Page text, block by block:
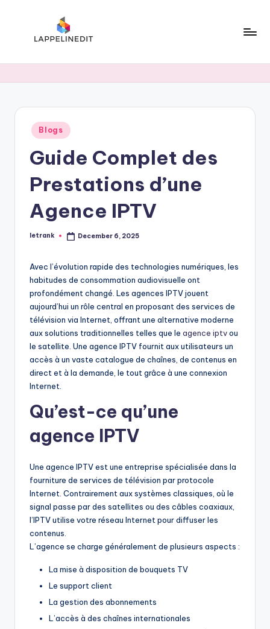
Posted
in
Blogs
Guide Complet des
Prestations d’une
Agence IPTV
Posted
letrank December 6, 2025
Avec l’évolution rapide des technologies numériques, les
habitudes de consommation audiovisuelle ont
profondément changé. Les agences IPTV jouent
aujourd’hui un rôle central en proposant des services de
télévision via Internet, offrant une alternative moderne
aux solutions traditionnelles telles que le agence iptvou
le satellite. Une agence IPTV fournit aux utilisateurs un
accès à un vaste catalogue de chaînes, de contenus en
direct et à la demande, le tout grâce à une connexion
Internet.
Qu’est-ce qu’une
agence IPTV
Une agence IPTV est une entreprise spécialisée dans la
fourniture de services de télévision par protocole
Internet. Contrairement aux systèmes classiques, où le
signal passe par des satellites ou des câbles coaxiaux,
l’IPTV utilise votre réseau Internet pour diffuser les
contenus.
L’agence se charge généralement de plusieurs aspects :
La mise à disposition de bouquets TV
Le support client
La gestion des abonnements
L’accès à des chaînes internationales